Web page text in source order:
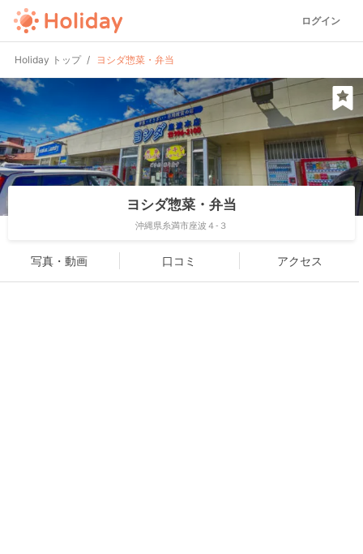
ログイン
Holiday トップ ヨシダ惣菜・弁当
ヨシダ惣菜・弁当
沖縄県糸満市座波４-３
写真・動画 口コミ アクセス